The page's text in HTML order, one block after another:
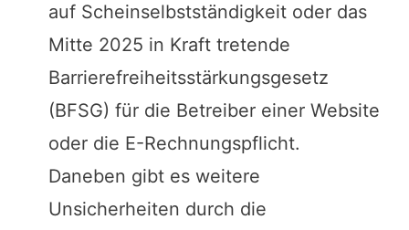
auf Scheinselbstständigkeit oder das
Mitte 2025 in Kraft tretende
Barrierefreiheitsstärkungsgesetz
(BFSG) für die Betreiber einer Website
oder die E-Rechnungspflicht.
Daneben gibt es weitere
Unsicherheiten durch die